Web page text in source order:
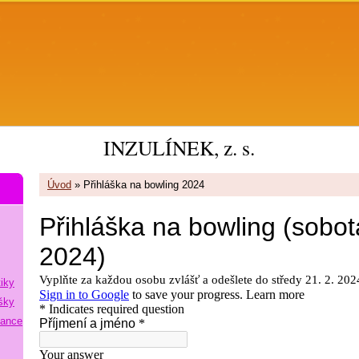
INZULÍNEK, z. s.
Úvod » Přihláška na bowling 2024